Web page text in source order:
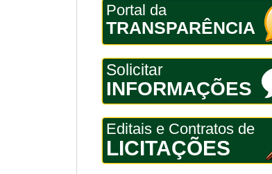
Portal da
TRANSPARÊNCIA
Solicitar
INFORMAÇÕES
Editais e Contratos de
LICITAÇÕES